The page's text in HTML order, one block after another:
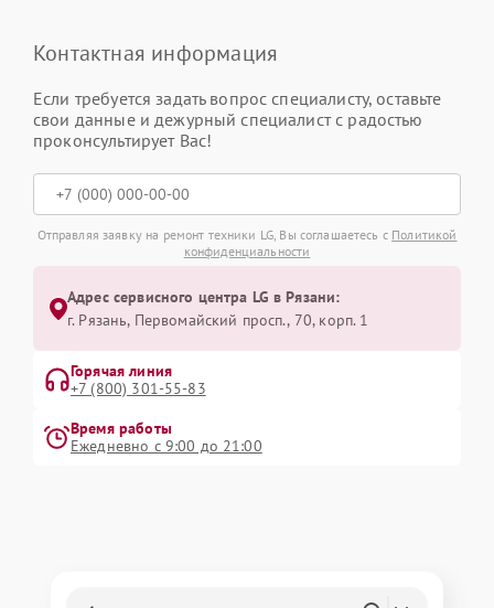
Контактная информация
Если требуется задать вопрос специалисту, оставьте
свои данные и дежурный специалист с радостью
проконсультирует Вас!
Отправляя заявку на ремонт техники LG, Вы соглашаетесь с Политикой
конфиденциальности
Адрес сервисного центра LG в Рязани:
г. Рязань, Первомайский просп., 70, корп. 1
Горячая линия
+7 (800) 301-55-83
Время работы
Ежедневно с 9:00 до 21:00